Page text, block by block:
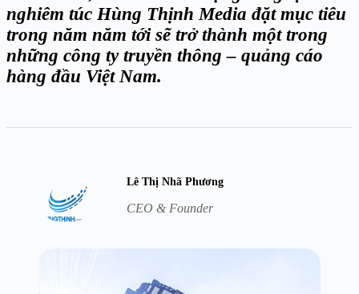
nghiêm túc Hùng Thịnh Media đặt mục tiêu
trong năm năm tới sẽ trở thành một trong
những công ty truyền thông – quảng cáo
hàng đầu Việt Nam.
Lê Thị Nhã Phương
CEO & Founder